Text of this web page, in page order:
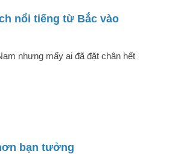
nổi tiếng từ Bắc vào
nhưng mấy ai đã đặt chân hết
bạn tưởng